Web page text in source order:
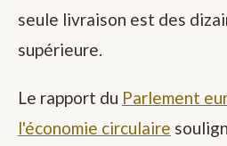
seule livraison est des
supérieure.
Le rapport du Parlement
l'économie circulaire